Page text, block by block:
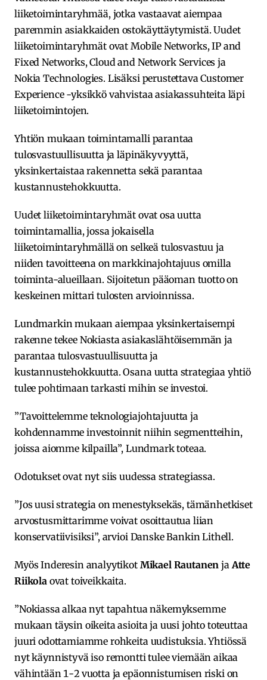
liiketoimintaryhmää, jotka vastaavat aiempaa
paremmin asiakkaiden ostokäyttäytymistä. Uudet
liiketoimintaryhmät ovat Mobile Networks, IP and
Fixed Networks, Cloud and Network Services ja
Nokia Technologies. Lisäksi perustettava Customer
Experience -yksikkö vahvistaa asiakassuhteita läpi
liiketoimintojen.
Yhtiön mukaan toimintamalli parantaa
tulosvastuullisuutta ja läpinäkyvyyttä,
yksinkertaistaa rakennetta sekä parantaa
kustannustehokkuutta.
Uudet liiketoimintaryhmät ovat osa uutta
toimintamallia, jossa jokaisella
liiketoimintaryhmällä on selkeä tulosvastuu ja
niiden tavoitteena on markkinajohtajuus omilla
toiminta-alueillaan. Sijoitetun pääoman tuotto on
keskeinen mittari tulosten arvioinnissa.
Lundmarkin mukaan aiempaa yksinkertaisempi
rakenne tekee Nokiasta asiakaslähtöisemmän ja
parantaa tulosvastuullisuutta ja
kustannustehokkuutta. Osana uutta strategiaa yhtiö
tulee pohtimaan tarkasti mihin se investoi.
”Tavoittelemme teknologiajohtajuutta ja
kohdennamme investoinnit niihin segmentteihin,
joissa aiomme kilpailla”, Lundmark toteaa.
Odotukset ovat nyt siis uudessa strategiassa.
”Jos uusi strategia on menestyksekäs, tämänhetkiset
arvostusmittarimme voivat osoittautua liian
konservatiivisiksi”, arvioi Danske Bankin Lithell.
Myös Inderesin analyytikot Mikael Rautanen ja Atte
Riikola ovat toiveikkaita.
”Nokiassa alkaa nyt tapahtua näkemyksemme
mukaan täysin oikeita asioita ja uusi johto toteuttaa
juuri odottamiamme rohkeita uudistuksia. Yhtiössä
nyt käynnistyvä iso remontti tulee viemään aikaa
vähintään 1-2 vuotta ja epäonnistumisen riski on